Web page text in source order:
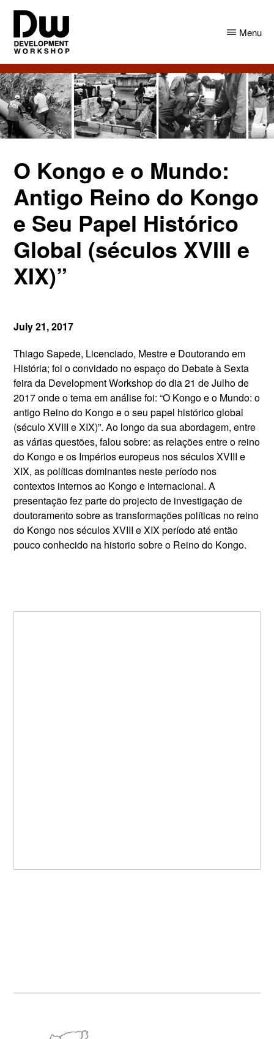
Skip
main
content
Skip
primary
sidebar
DW
Angola
Development
Workshop
Angola
Menu
O Kongo e o Mundo:
Antigo Reino do Kongo
e Seu Papel Histórico
Global (séculos XVIII e
XIX)”
July 21, 2017
Thiago Sapede, Licenciado, Mestre e Doutorando em
História; foi o convidado no espaço do Debate à Sexta
feira da Development Workshop do dia 21 de Julho de
2017 onde o tema em análise foi: “O Kongo e o Mundo: o
antigo Reino do Kongo e o seu papel histórico global
(século XVIII e XIX)”. Ao longo da sua abordagem, entre
as várias questões, falou sobre: as relações entre o reino
do Kongo e os Impérios europeus nos séculos XVIII e
XIX, as políticas dominantes neste período nos
contextos internos ao Kongo e internacional. A
presentação fez parte do projecto de investigação de
doutoramento sobre as transformações políticas no reino
do Kongo nos séculos XVIII e XIX período até então
pouco conhecido na historio sobre o Reino do Kongo.